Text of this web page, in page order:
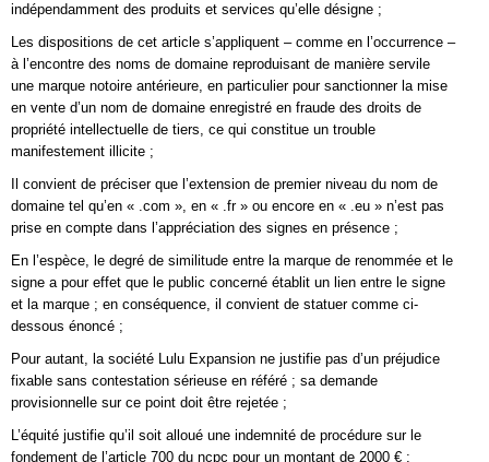
indépendamment des produits et services qu’elle désigne ;
Les dispositions de cet article s’appliquent – comme en l’occurrence –
à l’encontre des noms de domaine reproduisant de manière servile
une marque notoire antérieure, en particulier pour sanctionner la mise
en vente d’un nom de domaine enregistré en fraude des droits de
propriété intellectuelle de tiers, ce qui constitue un trouble
manifestement illicite ;
Il convient de préciser que l’extension de premier niveau du nom de
domaine tel qu’en « .com », en « .fr » ou encore en « .eu » n’est pas
prise en compte dans l’appréciation des signes en présence ;
En l’espèce, le degré de similitude entre la marque de renommée et le
signe a pour effet que le public concerné établit un lien entre le signe
et la marque ; en conséquence, il convient de statuer comme ci-
dessous énoncé ;
Pour autant, la société Lulu Expansion ne justifie pas d’un préjudice
fixable sans contestation sérieuse en référé ; sa demande
provisionnelle sur ce point doit être rejetée ;
L’équité justifie qu’il soit alloué une indemnité de procédure sur le
fondement de l’article 700 du ncpc pour un montant de 2000 € ;